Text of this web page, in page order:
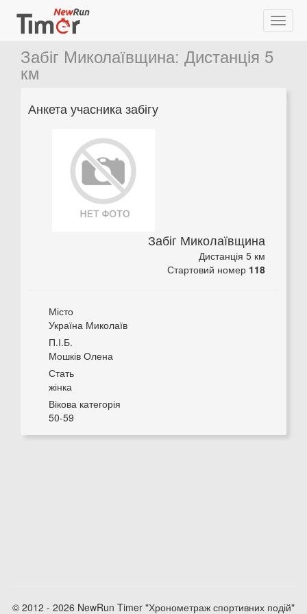
Забіг Миколаївщина: Дистанція 5
км
Анкета учасника забігу
Забіг Миколаївщина
Дистанція 5 км
Стартовий номер 118
Місто
Україна Миколаїв
П.І.Б.
Мошків Олена
Стать
жінка
Вікова категорія
50-59
© 2012 - 2026 NewRun Timer "Хронометраж спортивних подій"